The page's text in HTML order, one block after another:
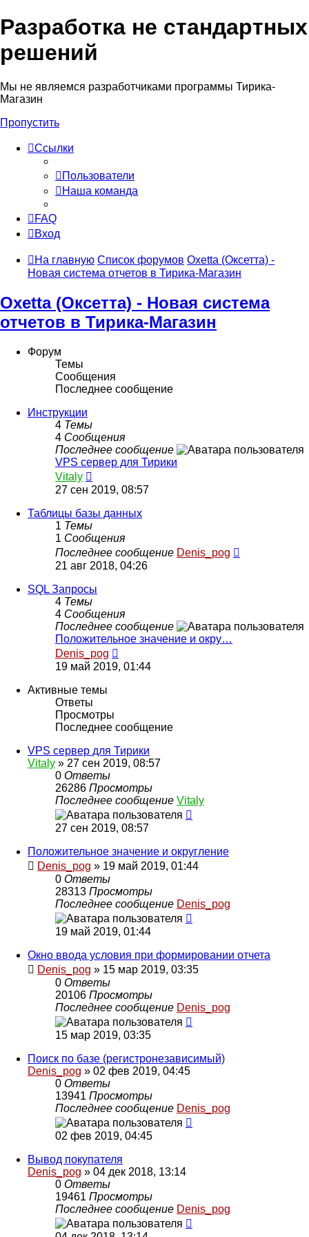
Разработка не стандартных
решений
Мы не являемся разработчиками программы Тирика-
Магазин
Пропустить
Ссылки
Пользователи
Наша команда
FAQ
Вход
На главную Список форумов Oxetta (Оксетта) -
Новая система отчетов в Тирика-Магазин
Oxetta (Оксетта) - Новая система
отчетов в Тирика-Магазин
Форум
Темы
Сообщения
Последнее сообщение
Инструкции
4 Темы
4 Сообщения
Последнее сообщение
VPS сервер для Тирики
Vitaly
к
последнему
сообщению
27 сен 2019, 08:57
Таблицы базы данных
1 Темы
1 Сообщения
Последнее сообщение Denis_pog
21 авг 2018, 04:26
SQL Запросы
4 Темы
4 Сообщения
Последнее сообщение
Положительное значение и окру…
Denis_pog
последнему
19 май 2019, 01:44
Активные темы
Ответы
Просмотры
Последнее сообщение
VPS сервер для Тирики
Vitaly » 27 сен 2019, 08:57
0 Ответы
26286 Просмотры
Последнее сообщение Vitaly
27 сен 2019, 08:57
Положительное значение и округление
Denis_pog » 19 май 2019, 01:44
0 Ответы
28313 Просмотры
Последнее сообщение Denis_pog
19 май 2019, 01:44
Окно ввода условия при формировании отчета
Denis_pog » 15 мар 2019, 03:35
0 Ответы
20106 Просмотры
Последнее сообщение Denis_pog
15 мар 2019, 03:35
Поиск по базе (регистронезависимый)
Denis_pog » 02 фев 2019, 04:45
0 Ответы
13941 Просмотры
Последнее сообщение Denis_pog
02 фев 2019, 04:45
Вывод покупателя
Denis_pog » 04 дек 2018, 13:14
0 Ответы
19461 Просмотры
Последнее сообщение Denis_pog